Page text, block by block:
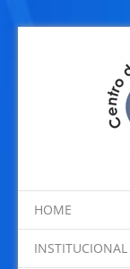
HOME
INSTITUCIONAL